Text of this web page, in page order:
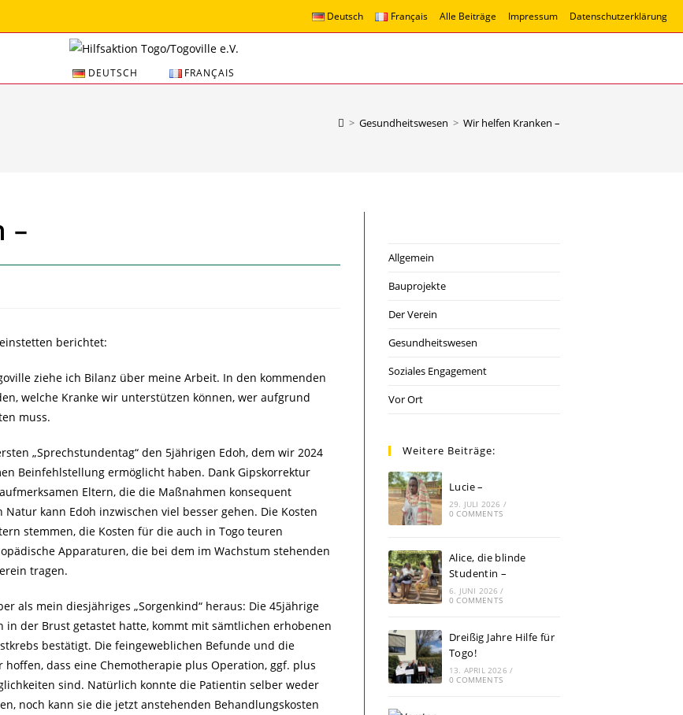
Deutsch Français Alle Beiträge Impressum Datenschutzerklärung
DEUTSCH FRANÇAIS
> Gesundheitswesen > Wir helfen Kranken –
–
berichtet:
ziehe ich Bilanz über meine Arbeit. In den kommenden
welche Kranke wir unterstützen können, wer aufgrund
muss.
„Sprechstundentag“ den 5jährigen Edoh, dem wir 2024
Beinfehlstellung ermöglicht haben. Dank Gipskorrektur
Eltern, die die Maßnahmen konsequent
kann Edoh inzwischen viel besser gehen. Die Kosten
stemmen, die Kosten für die auch in Togo teuren
Apparaturen, die bei dem im Wachstum stehenden
tragen.
als mein diesjähriges „Sorgenkind“ heraus: Die 45jährige
in der Brust getastet hatte, kommt mit sämtlichen erhobenen
bestätigt. Die feingeweblichen Befunde und die
dass eine Chemotherapie plus Operation, ggf. plus
sind. Natürlich konnte die Patientin selber weder
noch kann sie die jetzt anstehenden Behandlungskosten
Allgemein
Bauprojekte
Der Verein
Gesundheitswesen
Soziales Engagement
Vor Ort
Weitere Beiträge:
Lucie –
29. JULI 2026 /
0 COMMENTS
Alice, die blinde
Studentin –
6. JUNI 2026 /
0 COMMENTS
Dreißig Jahre Hilfe für
Togo!
13. APRIL 2026 /
0 COMMENTS